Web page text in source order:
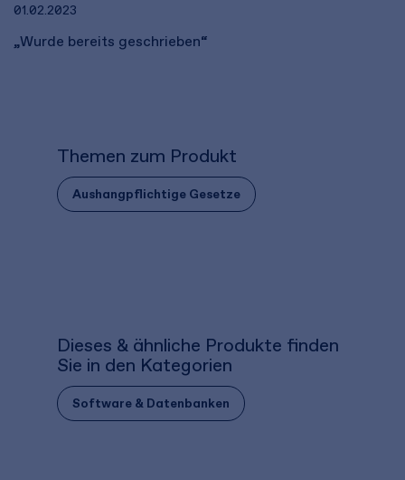
01.02.2023
„Wurde bereits geschrieben“
Themen zum Produkt
Aushangpflichtige Gesetze
Dieses & ähnliche Produkte finden
Sie in den Kategorien
Software & Datenbanken